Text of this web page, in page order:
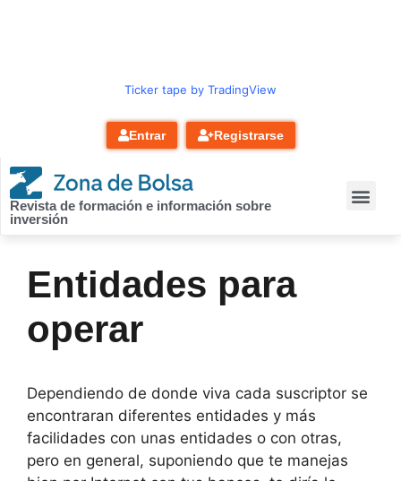
Ticker tape by TradingView
Entrar Registrarse
Revista de formación e información sobre
inversión
Entidades para
operar
Dependiendo de donde viva cada suscriptor se
encontraran diferentes entidades y más
facilidades con unas entidades o con otras,
pero en general, suponiendo que te manejas